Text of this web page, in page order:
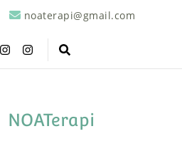
noaterapi@gmail.com
NOATerapi